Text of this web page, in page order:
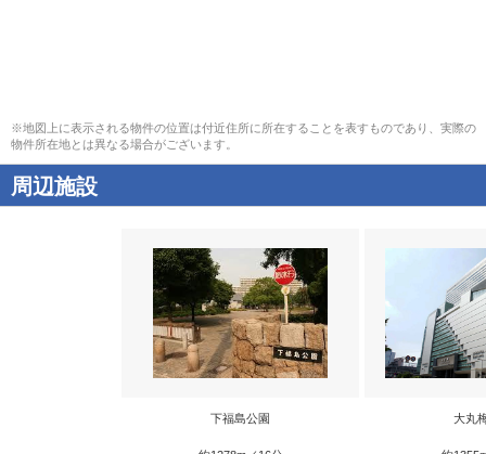
※地図上に表示される物件の位置は付近住所に所在することを表すものであり、実際の
物件所在地とは異なる場合がございます。
周辺施設
下福島公園 大丸